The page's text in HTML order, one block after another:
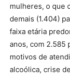
mulheres, o que
demais (1.404)
faixa etária
anos, com 2.585
motivos de
alcoólica, crise